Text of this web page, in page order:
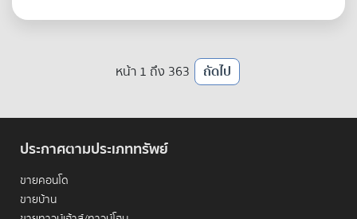
หน้า 1 ถึง 363 ถัดไป
ประกาศตามประเภททรัพย์
ขายคอนโด
ขายบ้าน